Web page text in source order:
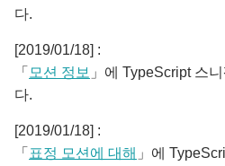
다.
[2019/01/18] :
「 모션 정보 」에 TypeScript 스
다.
[2019/01/18] :
「 표정 모션에 대해 」에